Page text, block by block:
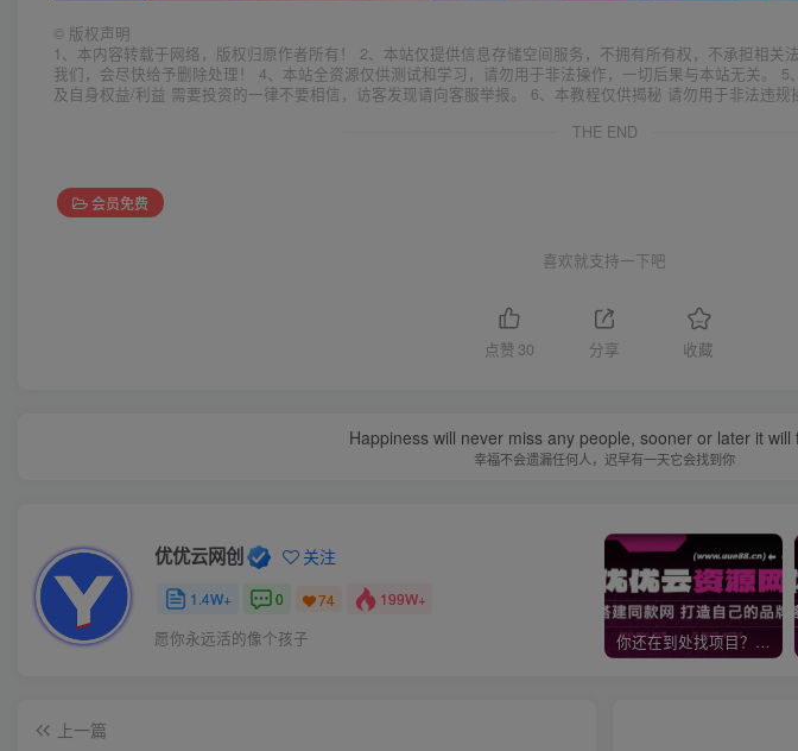
© 版权声明
1、本内容转载于网络，版权归原作者所有！ 2、本站仅提供信息存储空间服务，不拥有所有权，不承担相关
我们，会尽快给予删除处理！ 4、本站全资源仅供测试和学习，请勿用于非法操作，一切后果与本站无关。
及自身权益/利益 需要投资的一律不要相信，访客发现请向客服举报。 6、本教程仅供揭秘 请勿用于非法违
THE END
会员免费
喜欢就支持一下吧
点赞 30 分享 收藏
Happiness will never miss any people, sooner or later it will
幸福不会遗漏任何人，迟早有一天它会找到你
优优云网创 关注
1.4W+ 0 74 199W+
愿你永远活的像个孩子 你还在到处找项目？还在当韭菜？我靠网创资源站一个月收入5万+，曾经我也是个失败者。
上一篇